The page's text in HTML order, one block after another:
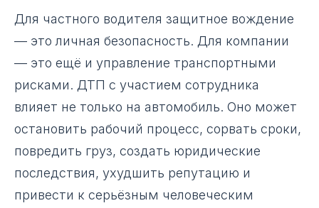
Для частного водителя защитное вождение
— это личная безопасность. Для компании
— это ещё и управление транспортными
рисками. ДТП с участием сотрудника
влияет не только на автомобиль. Оно может
остановить рабочий процесс, сорвать сроки,
повредить груз, создать юридические
последствия, ухудшить репутацию и
привести к серьёзным человеческим